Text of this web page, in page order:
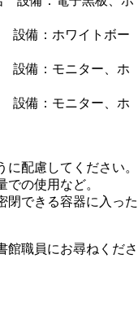
：ホワイトボー
：モニター、ホ
設備：モニター、ホ
に配慮してください。
での使用など。
閉できる容器に入った
職員にお尋ねくださ